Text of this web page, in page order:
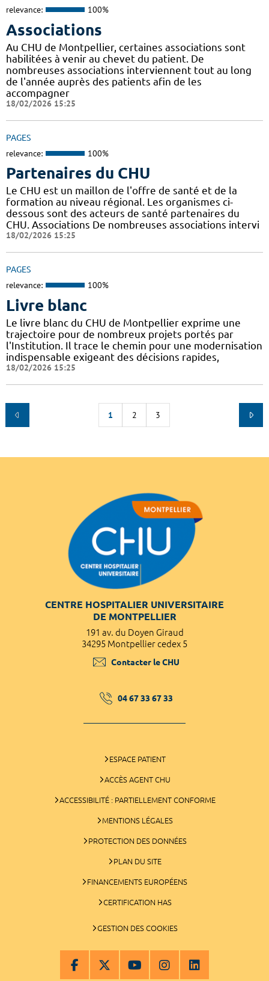
relevance: 100%
Associations
Au CHU de Montpellier, certaines associations sont
habilitées à venir au chevet du patient. De
nombreuses associations interviennent tout au long
de l'année auprès des patients afin de les
accompagner
18/02/2026 15:25
PAGES
relevance: 100%
Partenaires du CHU
Le CHU est un maillon de l'offre de santé et de la
formation au niveau régional. Les organismes ci-
dessous sont des acteurs de santé partenaires du
CHU. Associations De nombreuses associations intervi
18/02/2026 15:25
PAGES
relevance: 100%
Livre blanc
Le livre blanc du CHU de Montpellier exprime une
trajectoire pour de nombreux projets portés par
l'Institution. Il trace le chemin pour une modernisation
indispensable exigeant des décisions rapides,
18/02/2026 15:25
1 2 3
CENTRE HOSPITALIER UNIVERSITAIRE
DE MONTPELLIER
191 av. du Doyen Giraud
34295 Montpellier cedex 5
Contacter le CHU
04 67 33 67 33
ESPACE PATIENT
ACCÈS AGENT CHU
ACCESSIBILITÉ : PARTIELLEMENT CONFORME
MENTIONS LÉGALES
PROTECTION DES DONNÉES
PLAN DU SITE
FINANCEMENTS EUROPÉENS
CERTIFICATION HAS
GESTION DES COOKIES